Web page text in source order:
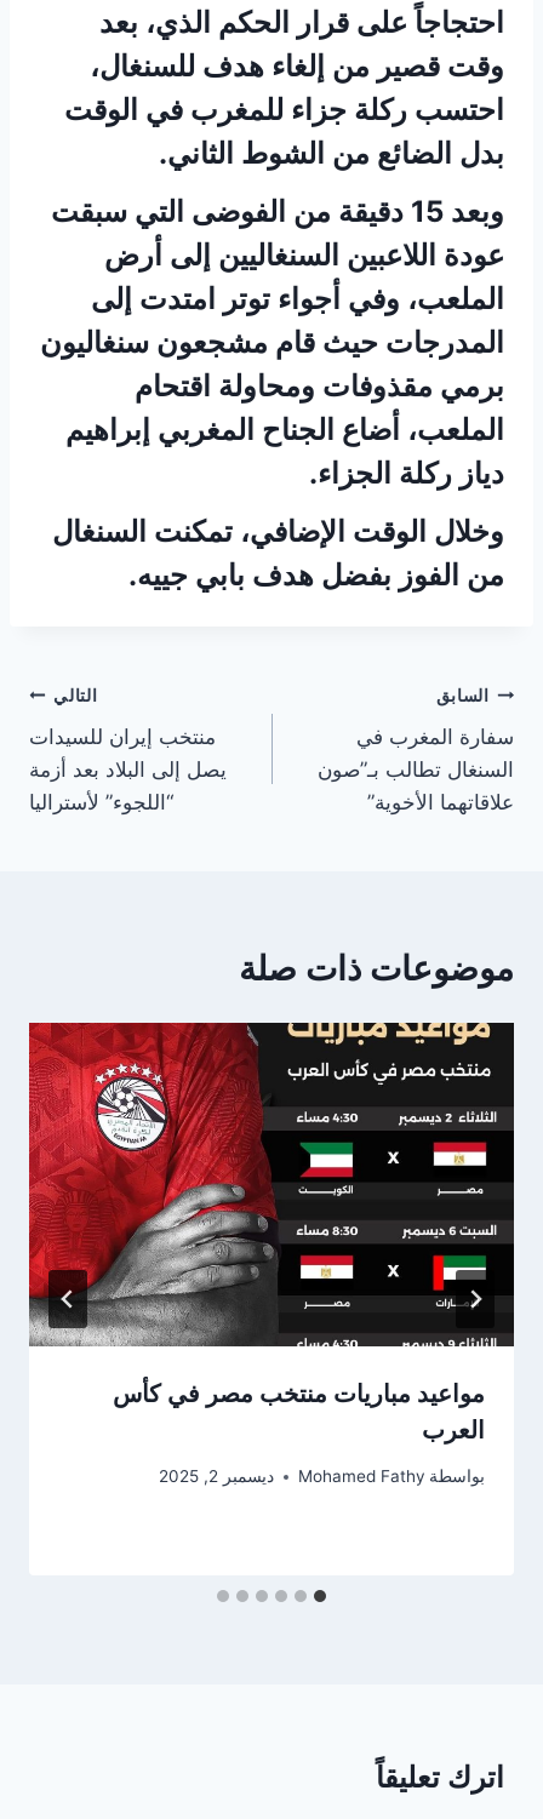
احتجاجاً على قرار الحكم الذي، بعد
وقت قصير من إلغاء هدف للسنغال،
احتسب ركلة جزاء للمغرب في الوقت
بدل الضائع من الشوط الثاني.
وبعد 15 دقيقة من الفوضى التي سبقت
عودة اللاعبين السنغاليين إلى أرض
الملعب، وفي أجواء توتر امتدت إلى
المدرجات حيث قام مشجعون سنغاليون
برمي مقذوفات ومحاولة اقتحام
الملعب، أضاع الجناح المغربي إبراهيم
دياز ركلة الجزاء.
وخلال الوقت الإضافي، تمكنت السنغال
من الفوز بفضل هدف بابي جييه.
تصفّح
المقالات
السابق
سفارة المغرب في
السنغال تطالب بـ”صون
علاقاتهما الأخوية”
التالي
منتخب إيران للسيدات
يصل إلى البلاد بعد أزمة
“اللجوء” لأستراليا
موضوعات ذات صلة
مواعيد مباريات منتخب مصر في كأس
العرب
بواسطة Mohamed Fathy ديسمبر 2, 2025
اترك تعليقاً